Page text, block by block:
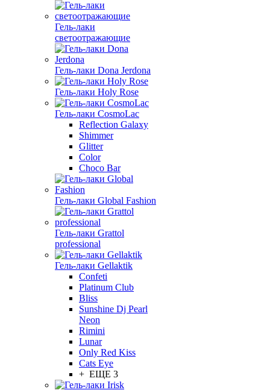
Гель-лаки
светоотражающие
Гель-лаки Dona Jerdona
Гель-лаки Holy Rose
Гель-лаки CosmoLac
Reflection Galaxy
Shimmer
Glitter
Color
Choco Bar
Гель-лаки Global Fashion
Гель-лаки Grattol
professional
Гель-лаки Gellaktik
Confeti
Platinum Club
Bliss
Sunshine Dj Pearl
Neon
Rimini
Lunar
Only Red Kiss
Cats Eye
+ ЕЩЕ 3